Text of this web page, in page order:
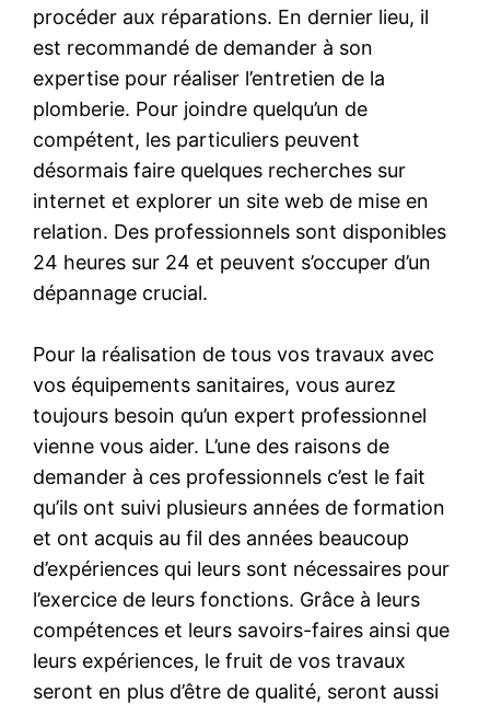
procéder aux réparations. En dernier lieu, il
est recommandé de demander à son
expertise pour réaliser l’entretien de la
plomberie. Pour joindre quelqu’un de
compétent, les particuliers peuvent
désormais faire quelques recherches sur
internet et explorer un site web de mise en
relation. Des professionnels sont disponibles
24 heures sur 24 et peuvent s’occuper d’un
dépannage crucial.
Pour la réalisation de tous vos travaux avec
vos équipements sanitaires, vous aurez
toujours besoin qu’un expert professionnel
vienne vous aider. L’une des raisons de
demander à ces professionnels c’est le fait
qu’ils ont suivi plusieurs années de formation
et ont acquis au fil des années beaucoup
d’expériences qui leurs sont nécessaires pour
l’exercice de leurs fonctions. Grâce à leurs
compétences et leurs savoirs-faires ainsi que
leurs expériences, le fruit de vos travaux
seront en plus d’être de qualité, seront aussi